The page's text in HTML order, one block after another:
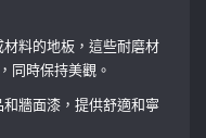
材料的地板，這些耐磨材
同時保持美觀。
牆面漆，提供舒適和寧